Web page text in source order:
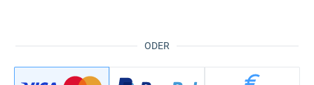
ODER